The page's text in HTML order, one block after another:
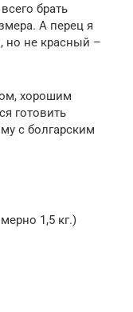
брать
А перец я
но не красный –
хорошим
готовить
с болгарским
1,5 кг.)